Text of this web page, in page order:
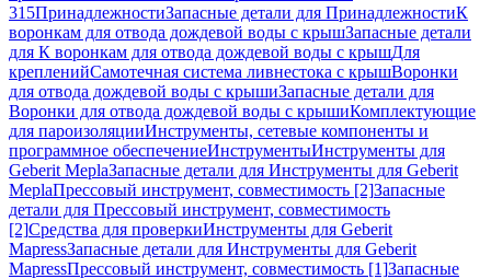
315ПринадлежностиЗапасные детали для ПринадлежностиК
воронкам для отвода дождевой воды с крышЗапасные детали
для К воронкам для отвода дождевой воды с крышДля
крепленийСамотечная система ливнестока с крышВоронки
для отвода дождевой воды с крышиЗапасные детали для
Воронки для отвода дождевой воды с крышиКомплектующие
для пароизоляцииИнструменты, сетевые компоненты и
программное обеспечениеИнструментыИнструменты для
Geberit MeplaЗапасные детали для Инструменты для Geberit
MeplaПрессовый инструмент, совместимость [2]Запасные
детали для Прессовый инструмент, совместимость
[2]Средства для проверкиИнструменты для Geberit
MapressЗапасные детали для Инструменты для Geberit
MapressПрессовый инструмент, совместимость [1]Запасные